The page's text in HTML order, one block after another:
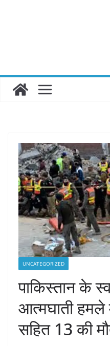
UNCATEGORIZED
पाकिस्तान के
आत्मघाती हमले
सहित 13 की